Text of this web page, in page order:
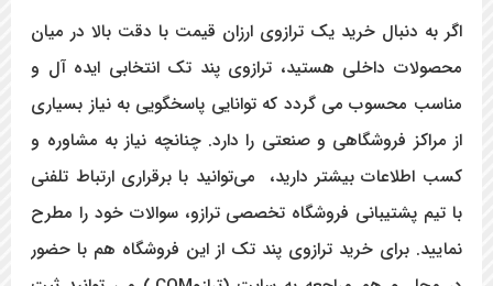
اگر به دنبال خرید یک ترازوی ارزان قیمت با دقت بالا در میان
محصولات داخلی هستید، ترازوی پند تک انتخابی ایده آل و
مناسب محسوب می گردد که توانایی پاسخگویی به نیاز بسیاری
از مراکز فروشگاهی و صنعتی را دارد. چنانچه نیاز به مشاوره و
کسب اطلاعات بیشتر دارید، می‌توانید با برقراری ارتباط تلفنی
با تیم پشتیبانی فروشگاه تخصصی ترازو، سوالات خود را مطرح
نمایید. برای خرید ترازوی پند تک از این فروشگاه هم با حضور